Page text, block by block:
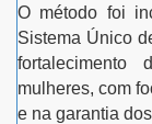
O método foi
Sistema Único
mulheres, com
e na garantia